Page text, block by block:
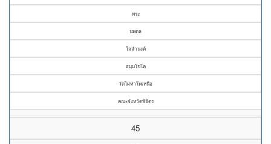
พระ
นพดล
ใจจำนงค์
ธมฺมโชโต
วัดไผ่ท่าโพเหนือ
คณะจังหวัดพิจิตร
45